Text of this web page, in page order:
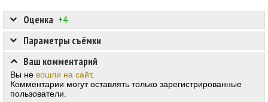
Оценка +4
Параметры съёмки
Ваш комментарий
Вы не вошли на сайт.
Комментарии могут оставлять только зарегистрированные
пользователи.